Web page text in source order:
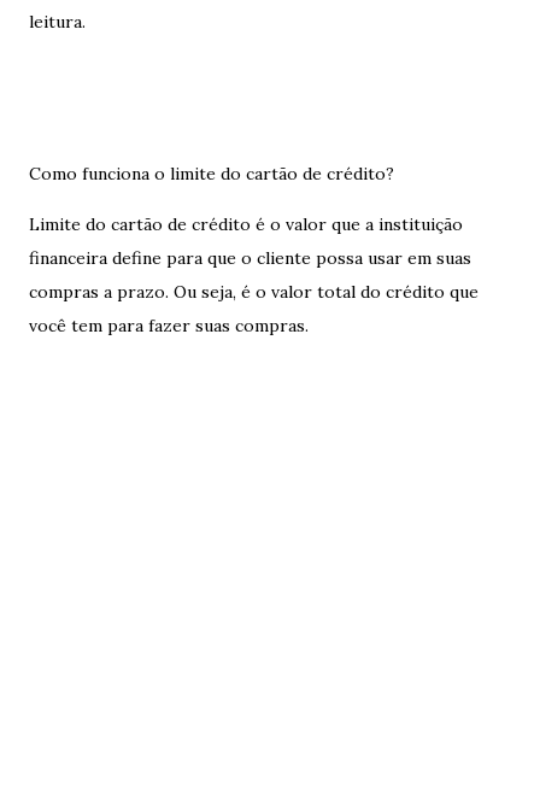
leitura.
Como funciona o limite do cartão de crédito?
Limite do cartão de crédito é o valor que a instituição
financeira define para que o cliente possa usar em suas
compras a prazo. Ou seja, é o valor total do crédito que
você tem para fazer suas compras.